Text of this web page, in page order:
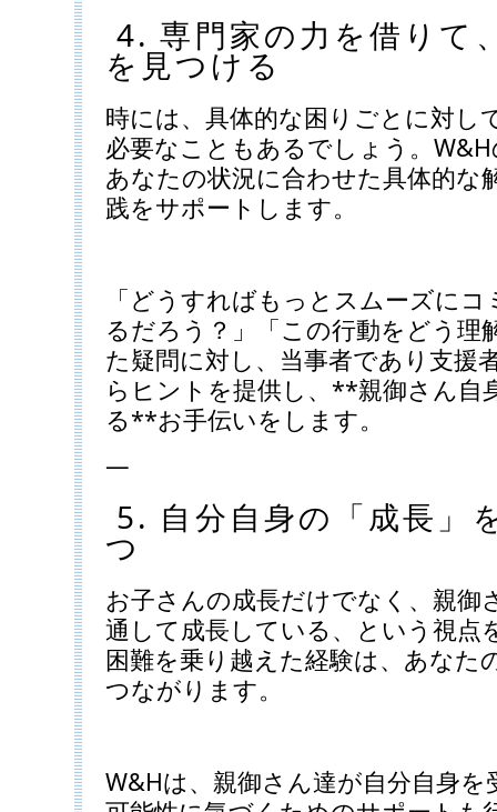
4. 専門家の力を借りて
を見つける
時には、具体的な困りごとに対し
必要なこともあるでしょう。
あなたの状況に合わせた具体的な
践をサポートします。
「どうすればもっとスムーズに
るだろう？」「この行動をどう理
た疑問に対し、当事者であり支援
らヒントを提供し、**親御さん自
る**お手伝いをします。
—
5. 自分自身の「成長」
つ
お子さんの成長だけでなく、親御
通して成長している、という視点
困難を乗り越えた経験は、あなた
つながります。
W&Hは、親御さん達が自分自身